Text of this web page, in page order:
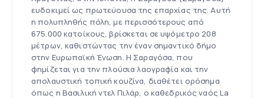
ευδοκιμεί ως πρωτεύουσα της επαρχίας της. Αυτή
η πολυπληθής πόλη, με περισσότερους από
675.000 κατοίκους, βρίσκεται σε υψόμετρο 208
μέτρων, καθιστώντας την έναν σημαντικό δήμο
στην Ευρωπαϊκή Ένωση. Η Σαραγόσα, που
φημίζεται για την πλούσια λαογραφία και την
απολαυστική τοπική κουζίνα, διαθέτει ορόσημα
όπως η Βασιλική ντελ Πιλάρ, ο καθεδρικός ναός La